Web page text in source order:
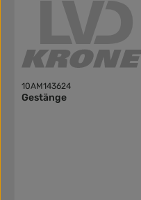
10AM143624
Gestänge